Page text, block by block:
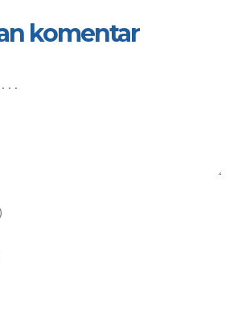
komentar